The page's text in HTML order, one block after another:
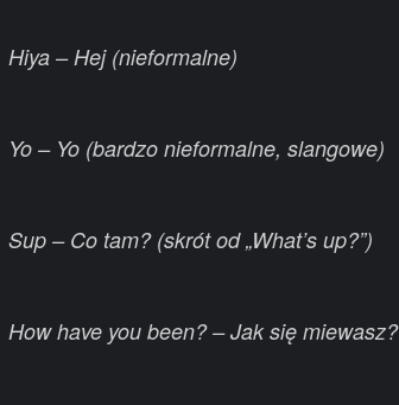
Hiya – Hej (nieformalne)
Yo – Yo (bardzo nieformalne, slangowe)
Sup – Co tam? (skrót od „What’s up?”)
How have you been? – Jak się miewasz?